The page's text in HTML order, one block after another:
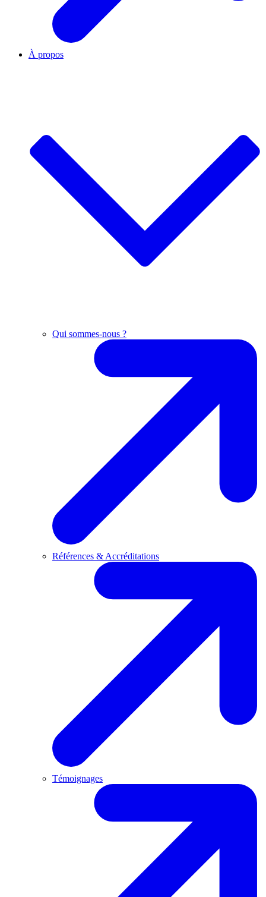
À propos
Qui sommes-nous ?
Références & Accréditations
Témoignages